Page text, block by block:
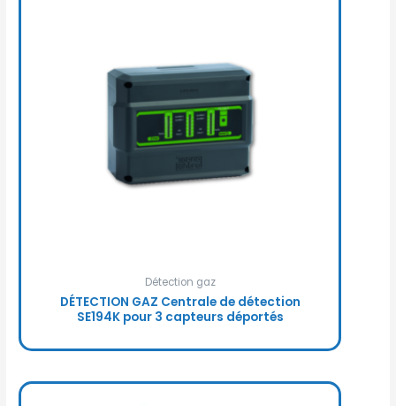
Détection gaz
DÉTECTION GAZ Centrale de détection
SE194K pour 3 capteurs déportés